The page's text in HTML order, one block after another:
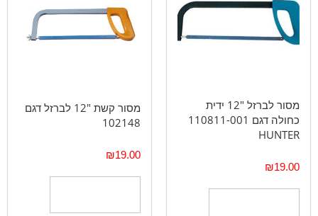
מסור לברזל "12 ידית
כחולה דגם 110811-001
HUNTER
₪19.00
מסור קשת "12 לברזל דגם
102148
₪19.00